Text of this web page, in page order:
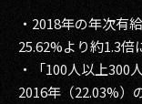
・2018年の年次有
25.62%より約1.3倍
・「100人以上300
2016年（22.03%）